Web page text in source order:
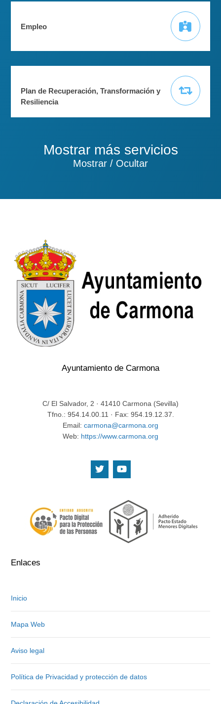
Empleo
Plan de Recuperación, Transformación y
Resiliencia
Mostrar más servicios
Mostrar / Ocultar
Ayuntamiento de Carmona
C/ El Salvador, 2 · 41410 Carmona (Sevilla)
Tfno.: 954.14.00.11 · Fax: 954.19.12.37.
Email: carmona@carmona.org
Web: https://www.carmona.org
Enlaces
Inicio
Mapa Web
Aviso legal
Política de Privacidad y protección de datos